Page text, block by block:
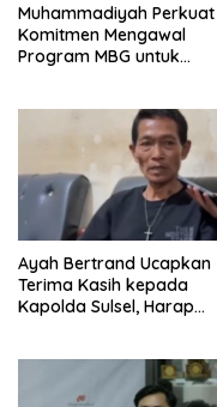
Muhammadiyah Perkuat
Komitmen Mengawal
Program MBG untuk
Ayah Bertrand Ucapkan
Terima Kasih kepada
Kapolda Sulsel, Harap